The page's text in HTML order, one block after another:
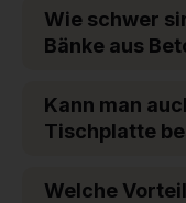
Wie schwer
Bänke aus
Kann man
Tischplatte
Welche